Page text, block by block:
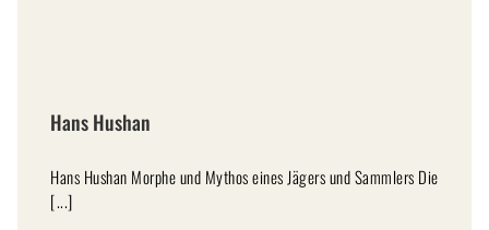
Hans Hushan
Hans Hushan Morphe und Mythos eines Jägers und Sammlers Die
[...]